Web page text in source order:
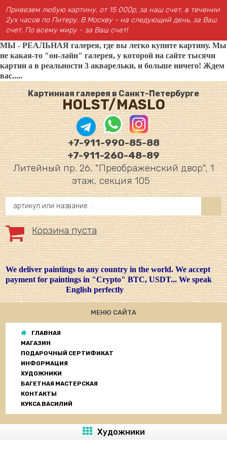
Привезем любую картину, от 15 000р, за наш счет, в течении
2ух часов по Питеру. В Москву - на следующий день, за Ваш
счет. По всему миру - за Ваш счет!
МЫ - РЕАЛЬНАЯ галерея, где вы легко купите картину. Мы
не какая-то "он-лайн" галерея, у которой на сайте тысячи
картин а в реальности 3 акварельки, и больше ничего! Ждем
вас.....
Картинная галерея в Санкт-Петербурге
HOLST/MASLO
+7-911-990-85-88
+7-911-260-48-89
Литейный пр. 26, "Преображенский двор", 1
этаж, секция 105
Корзина пуста
We deliver paintings to any country in the world. We accept
payment for paintings in "Crypto" BTC, USDT... We speak
English perfectly
МЕНЮ САЙТА
ГЛАВНАЯ
МАГАЗИН
ПОДАРОЧНЫЙ СЕРТИФИКАТ
ИНФОРМАЦИЯ
ХУДОЖНИКИ
БАГЕТНАЯ МАСТЕРСКАЯ
КОНТАКТЫ
КУКСА ВАСИЛИЙ
Художники